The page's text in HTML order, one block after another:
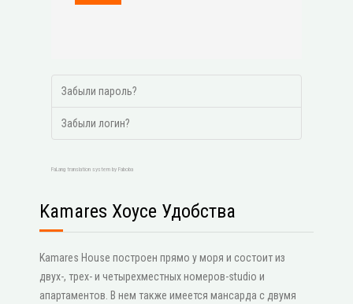
Забыли пароль?
Забыли логин?
FaLang translation system by Faboba
Kamares Хоусе Удобства
Kamares House построен прямо у моря и состоит из
двух-, трех- и четырехместных номеров-studio и
апартаментов. В нем также имеется мансарда с двумя